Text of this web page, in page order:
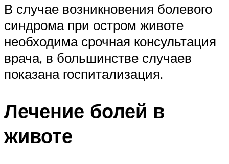
В случае возникновения болевого
синдрома при остром животе
необходима срочная консультация
врача, в большинстве случаев
показана госпитализация.
Лечение болей в
животе